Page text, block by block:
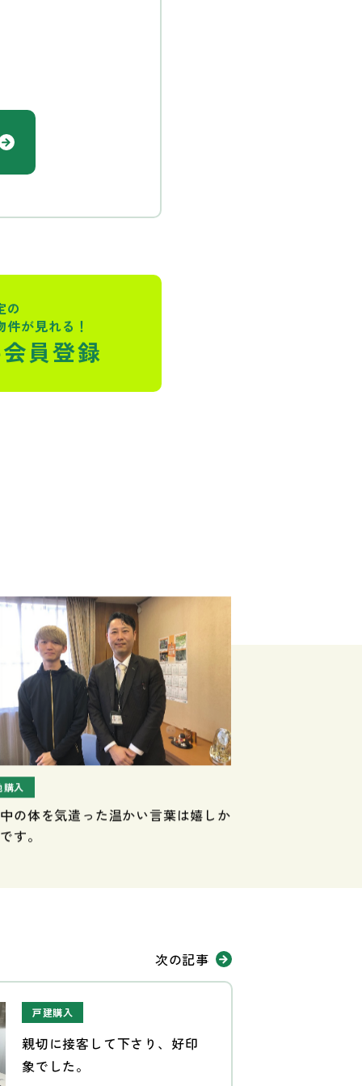
の
件が見れる！
員登録
購入
の体を気遣った温かい言葉は嬉しか
す。
次の記事
戸建購入
親切に接客して下さり、好印
象でした。